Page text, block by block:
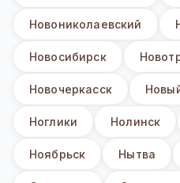
Новониколаевский
Новосибирск
Новочеркасск
Ноглики Нолинск
Ноябрьск Нытва